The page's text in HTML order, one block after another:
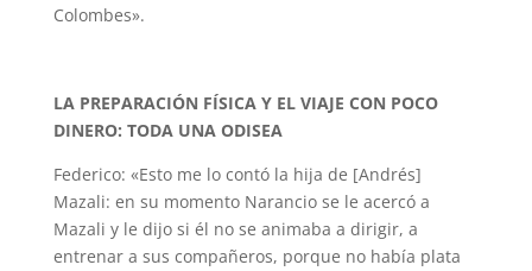
Colombes».
LA PREPARACIÓN FÍSICA Y EL VIAJE CON POCO
DINERO: TODA UNA ODISEA
Federico: «Esto me lo contó la hija de [Andrés]
Mazali: en su momento Narancio se le acercó a
Mazali y le dijo si él no se animaba a dirigir, a
entrenar a sus compañeros, porque no había plata